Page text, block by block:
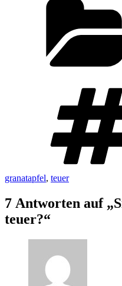
granatapfel, teuer
7 Antworten auf
teuer?“